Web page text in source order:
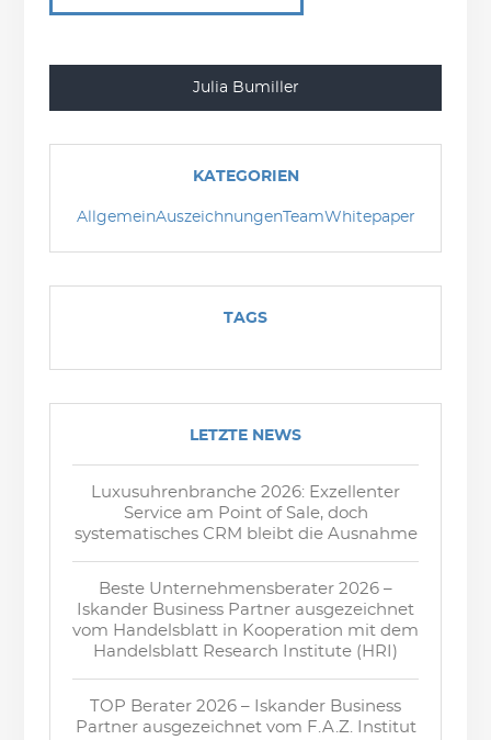
Julia Bumiller
KATEGORIEN
AllgemeinAuszeichnungenTeamWhitepaper
TAGS
LETZTE NEWS
Luxusuhrenbranche 2026: Exzellenter
Service am Point of Sale, doch
systematisches CRM bleibt die Ausnahme
Beste Unternehmensberater 2026 –
Iskander Business Partner ausgezeichnet
vom Handelsblatt in Kooperation mit dem
Handelsblatt Research Institute (HRI)
TOP Berater 2026 – Iskander Business
Partner ausgezeichnet vom F.A.Z. Institut